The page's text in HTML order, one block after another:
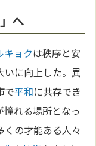
へ
キョクは秩序と安
いに向上した。異
で平和に共存でき
れる場所となっ
くの才能ある人々